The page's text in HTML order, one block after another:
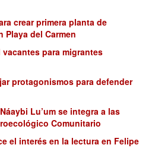
crear primera planta de
Playa del Carmen
para migrantes
protagonismos para defender
Lu’um se integra a las
Comunitario
el interés en la lectura en Felipe